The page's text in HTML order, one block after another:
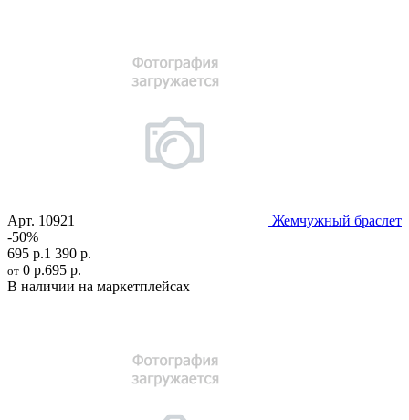
Арт. 10921
Жемчужный браслет
-50%
695 р.1 390 р.
от 0 р.695 р.
В наличии на маркетплейсах